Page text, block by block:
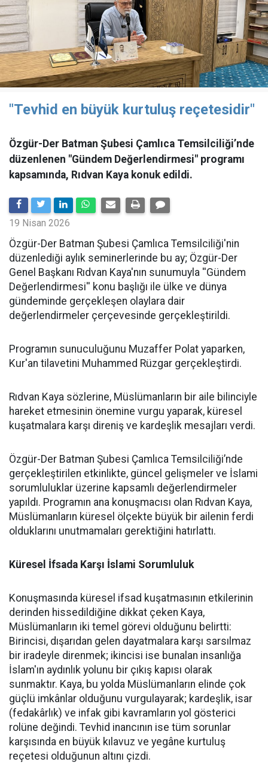
"Tevhid en büyük kurtuluş reçetesidir"
Özgür-Der Batman Şubesi Çamlıca Temsilciliği’nde
düzenlenen "Gündem Değerlendirmesi" programı
kapsamında, Rıdvan Kaya konuk edildi.
19 Nisan 2026
​Özgür-Der Batman Şubesi Çamlıca Temsilciliği'nin
düzenlediği aylık seminerlerinde bu ay; Özgür-Der
Genel Başkanı Rıdvan Kaya'nın sunumuyla ''Gündem
Değerlendirmesi'' konu başlığı ile ülke ve dünya
gündeminde gerçekleşen olaylara dair
değerlendirmeler çerçevesinde gerçekleştirildi.
Programın sunuculuğunu Muzaffer Polat yaparken,
Kur'an tilavetini Muhammed Rüzgar gerçekleştirdi.
Rıdvan Kaya sözlerine, Müslümanların bir aile bilinciyle
hareket etmesinin önemine vurgu yaparak, küresel
kuşatmalara karşı direniş ve kardeşlik mesajları verdi.
Özgür-Der Batman Şubesi Çamlıca Temsilciliği’nde
gerçekleştirilen etkinlikte, güncel gelişmeler ve İslami
sorumluluklar üzerine kapsamlı değerlendirmeler
yapıldı. Programın ana konuşmacısı olan Rıdvan Kaya,
Müslümanların küresel ölçekte büyük bir ailenin ferdi
olduklarını unutmamaları gerektiğini hatırlattı.
Küresel İfsada Karşı İslami Sorumluluk
Konuşmasında küresel ifsad kuşatmasının etkilerinin
derinden hissedildiğine dikkat çeken Kaya,
Müslümanların iki temel görevi olduğunu belirtti:
Birincisi, dışarıdan gelen dayatmalara karşı sarsılmaz
bir iradeyle direnmek; ikincisi ise bunalan insanlığa
İslam'ın aydınlık yolunu bir çıkış kapısı olarak
sunmaktır. Kaya, bu yolda Müslümanların elinde çok
güçlü imkânlar olduğunu vurgulayarak; kardeşlik, isar
(fedakârlık) ve infak gibi kavramların yol gösterici
rolüne değindi. Tevhid inancının ise tüm sorunlar
karşısında en büyük kılavuz ve yegâne kurtuluş
reçetesi olduğunun altını çizdi.